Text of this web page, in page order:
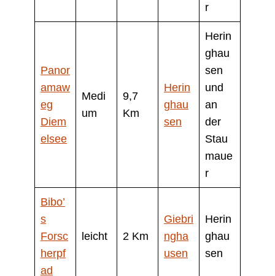
r
Panor
amaw
eg
Diem
elsee
Medi
um
9,7
Km
Herin
ghau
sen
Herin
ghau
sen
und
an
der
Stau
maue
r
Bibo’
s
Forsc
herpf
ad
leicht 2 Km
Giebri
ngha
usen
Herin
ghau
sen